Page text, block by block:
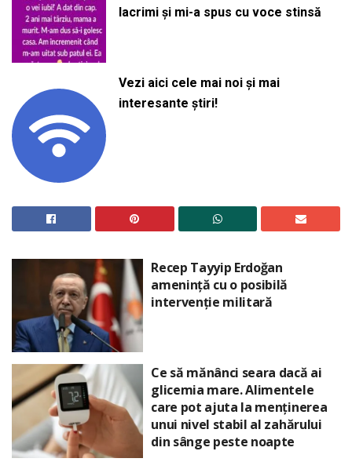
lacrimi și mi-a spus cu voce stinsă
Vezi aici cele mai noi și mai
interesante știri!
Recep Tayyip Erdoğan
amenință cu o posibilă
intervenție militară
Ce să mănânci seara dacă ai
glicemia mare. Alimentele
care pot ajuta la menținerea
unui nivel stabil al zahărului
din sânge peste noapte